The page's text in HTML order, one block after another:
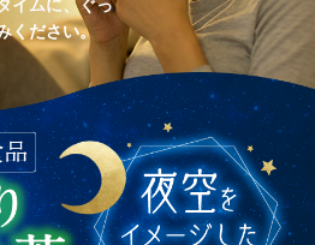
イムに、ぐっ
ください。